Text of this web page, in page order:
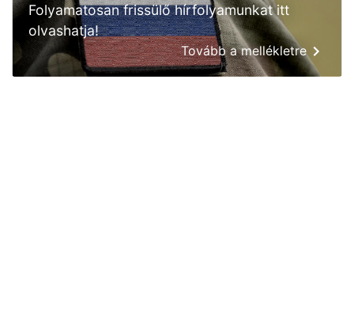
Folyamatosan frissülő hírfolyamunkat itt
olvashatja!
Tovább a mellékletre